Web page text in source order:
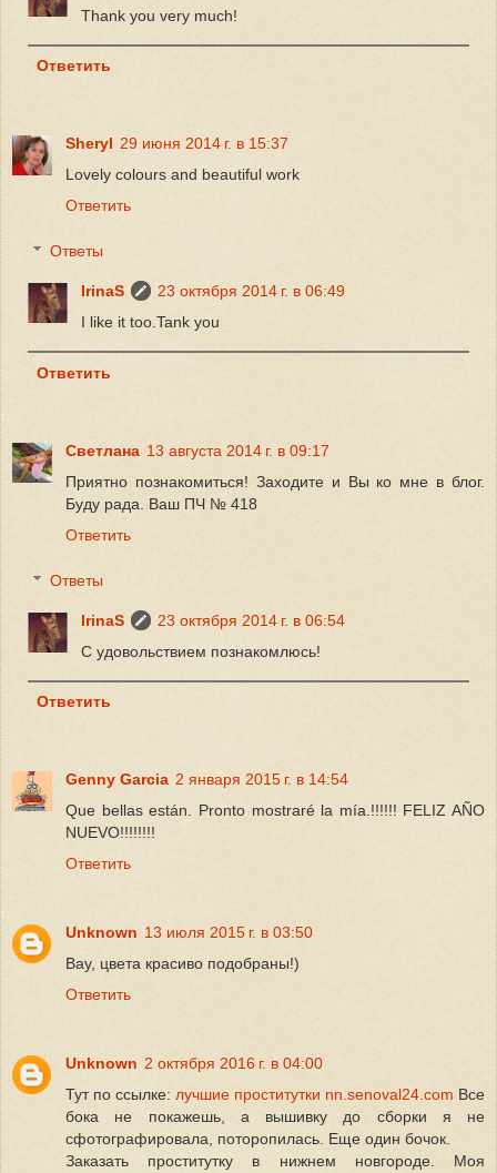
Thank you very much!
Ответить
Sheryl 29 июня 2014 г. в 15:37
Lovely colours and beautiful work
Ответить
Ответы
IrinaS
23 октября 2014 г. в 06:49
I like it too.Tank you
Ответить
Светлана 13 августа 2014 г. в 09:17
Приятно познакомиться! Заходите и Вы ко мне в блог.
Буду рада. Ваш ПЧ № 418
Ответить
Ответы
IrinaS
23 октября 2014 г. в 06:54
С удовольствием познакомлюсь!
Ответить
Genny Garcia 2 января 2015 г. в 14:54
Que bellas están. Pronto mostraré la mía.!!!!!! FELIZ AÑO
NUEVO!!!!!!!!
Ответить
Unknown 13 июля 2015 г. в 03:50
Вау, цвета красиво подобраны!)
Ответить
Unknown 2 октября 2016 г. в 04:00
Тут по ссылке: лучшие проститутки nn.senoval24.com Все
бока не покажешь, а вышивку до сборки я не
сфотографировала, поторопилась. Еще один бочок.
Заказать проститутку в нижнем новгороде. Моя